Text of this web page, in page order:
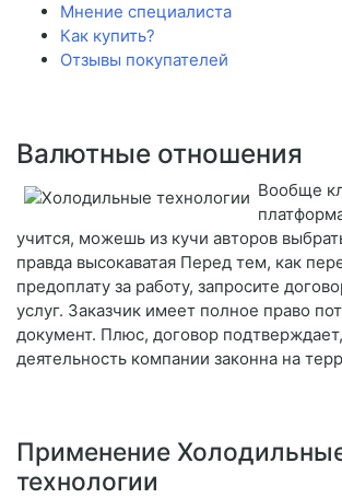
Мнение специалиста
Как купить?
Отзывы покупателей
Валютные отношения
Вообще
учится, можешь из кучи авторов
правда высокаватая Перед тем, как
предоплату за работу, запросите
услуг. Заказчик имеет полное право
документ. Плюс, договор
деятельность компании законна на
Применение
технологии